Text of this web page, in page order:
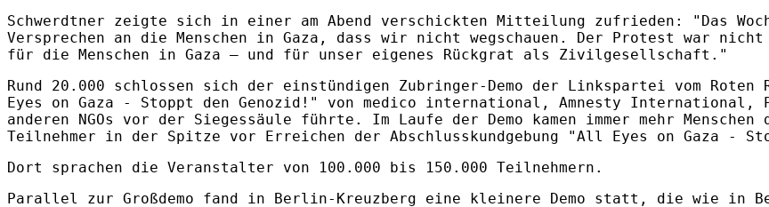
Schwerdtner zeigte sich in einer am Abend verschickten Mitteilung zufrieden: "Das
Versprechen an die Menschen in Gaza, dass wir nicht wegschauen. Der Protest war
für die Menschen in Gaza – und für unser eigenes Rückgrat als Zivilgesellschaft."
Rund 20.000 schlossen sich der einstündigen Zubringer-Demo der Linkspartei vom Roten
Eyes on Gaza - Stoppt den Genozid!" von medico international, Amnesty International,
anderen NGOs vor der Siegessäule führte. Im Laufe der Demo kamen immer mehr
Teilnehmer in der Spitze vor Erreichen der Abschlusskundgebung "All Eyes on Gaza -
Dort sprachen die Veranstalter von 100.000 bis 150.000 Teilnehmern.
Parallel zur Großdemo fand in Berlin-Kreuzberg eine kleinere Demo statt, die wie